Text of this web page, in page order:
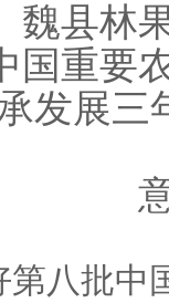
魏县林
国重要
发展三
第八批中